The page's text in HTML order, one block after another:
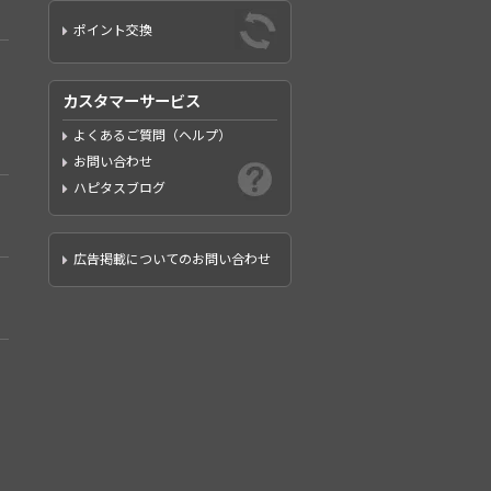
ポイント交換
カスタマーサービス
よくあるご質問（ヘルプ）
お問い合わせ
ハピタスブログ
広告掲載についてのお問い合わせ